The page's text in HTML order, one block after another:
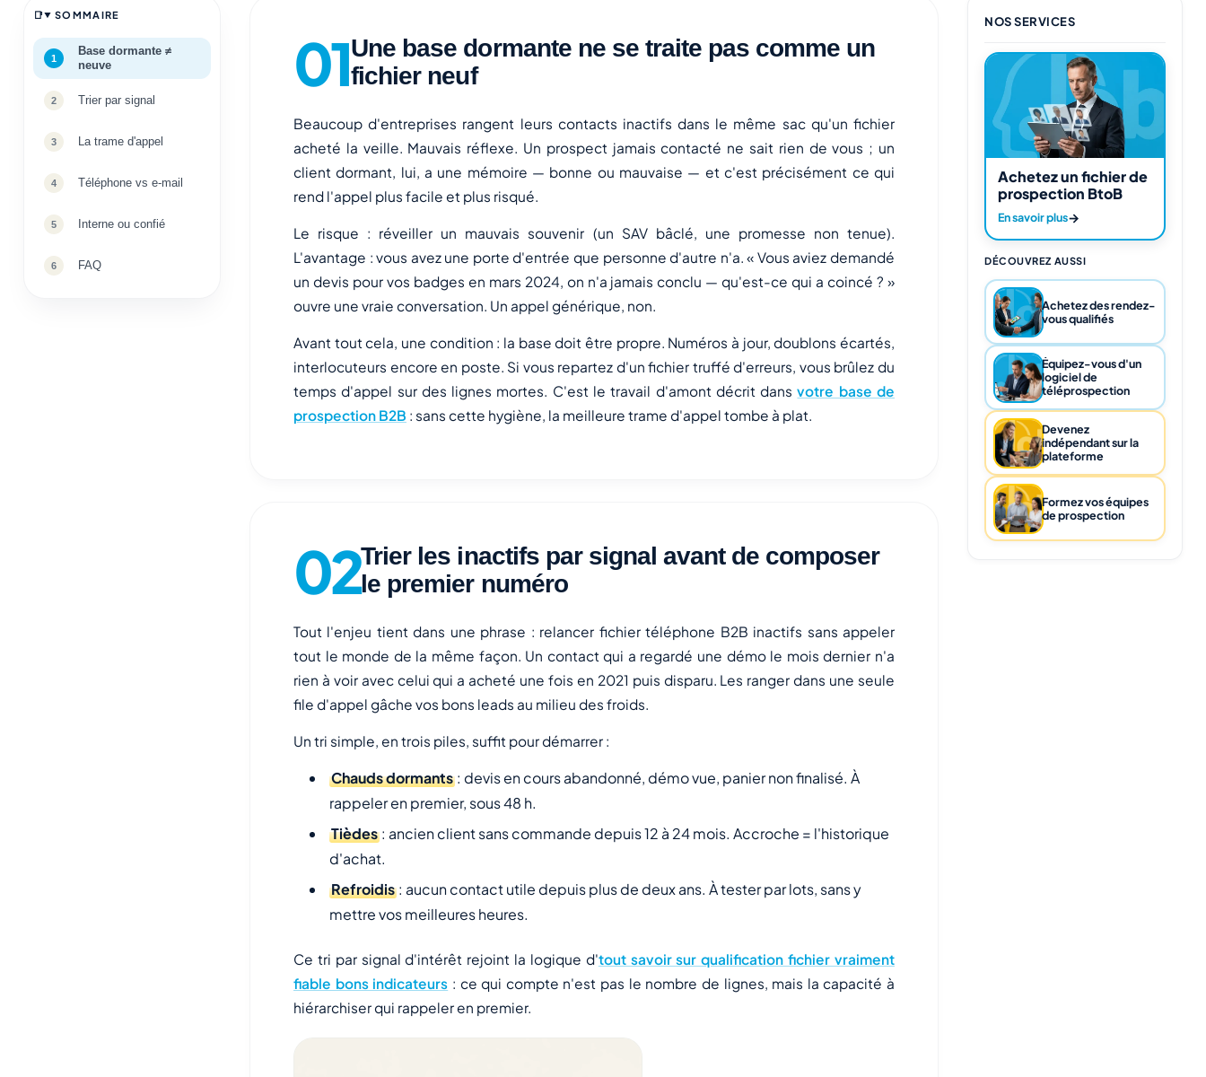
SOMMAIRE
Base dormante ≠
neuve
Trier par signal
La trame d'appel
Téléphone vs e-mail
Interne ou confié
FAQ
Une base dormante ne se traite pas comme un
fichier neuf
Beaucoup d'entreprises rangent leurs contacts inactifs dans le même sac qu'un fichier
acheté la veille. Mauvais réflexe. Un prospect jamais contacté ne sait rien de vous ; un
client dormant, lui, a une mémoire — bonne ou mauvaise — et c'est précisément ce qui
rend l'appel plus facile et plus risqué.
Le risque : réveiller un mauvais souvenir (un SAV bâclé, une promesse non tenue).
L'avantage : vous avez une porte d'entrée que personne d'autre n'a. « Vous aviez demandé
un devis pour vos badges en mars 2024, on n'a jamais conclu — qu'est-ce qui a coincé ? »
ouvre une vraie conversation. Un appel générique, non.
Avant tout cela, une condition : la base doit être propre. Numéros à jour, doublons écartés,
interlocuteurs encore en poste. Si vous repartez d'un fichier truffé d'erreurs, vous brûlez du
temps d'appel sur des lignes mortes. C'est le travail d'amont décrit dansvotre base de
prospection B2B : sans cette hygiène, la meilleure trame d'appel tombe à plat.
Trier les inactifs par signal avant de composer
le premier numéro
Tout l'enjeu tient dans une phrase : relancer fichier téléphone B2B inactifs sans appeler
tout le monde de la même façon. Un contact qui a regardé une démo le mois dernier n'a
rien à voir avec celui qui a acheté une fois en 2021 puis disparu. Les ranger dans une seule
file d'appel gâche vos bons leads au milieu des froids.
Un tri simple, en trois piles, suffit pour démarrer :
Chauds dormants: devis en cours abandonné, démo vue, panier non finalisé. À
rappeler en premier, sous 48 h.
Tièdes: ancien client sans commande depuis 12 à 24 mois. Accroche = l'historique
d'achat.
Refroidis: aucun contact utile depuis plus de deux ans. À tester par lots, sans y
mettre vos meilleures heures.
Ce tri par signal d'intérêt rejoint la logique d'tout savoir sur qualification fichier vraiment
fiable bons indicateurs : ce qui compte n'est pas le nombre de lignes, mais la capacité à
hiérarchiser qui rappeler en premier.
NOS SERVICES
Achetez un fichier de
prospection BtoB
En savoir plus→
DÉCOUVREZ AUSSI
Achetez des rendez-
vous qualifiés
Équipez-vous d'un
logiciel de
téléprospection
Devenez
indépendant sur la
plateforme
Formez vos équipes
de prospection